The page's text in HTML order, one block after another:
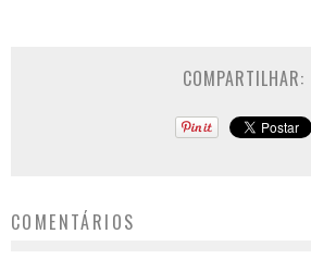
COMPARTILHAR:
COMENTÁRIOS